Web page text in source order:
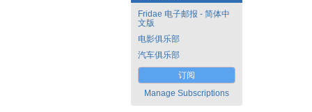
Fridae 电子邮报 - 简体中
文版
电影俱乐部
汽车俱乐部
订阅
Manage Subscriptions